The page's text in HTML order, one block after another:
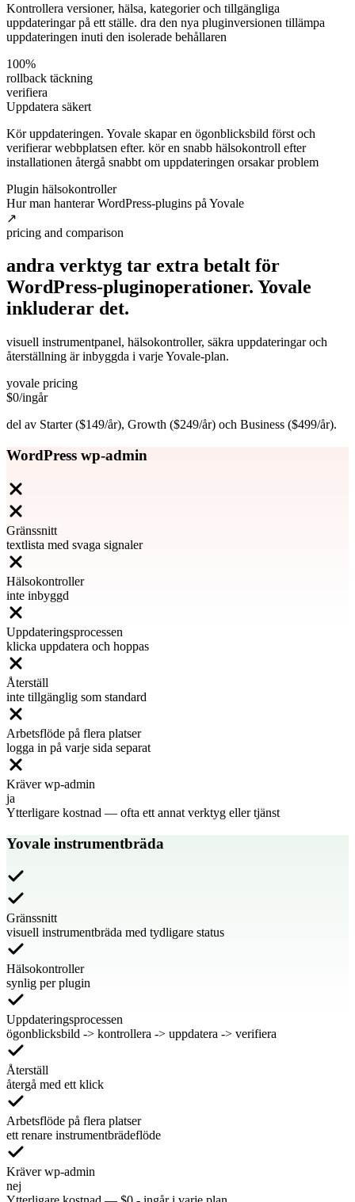
Kontrollera versioner, hälsa, kategorier och tillgängliga
uppdateringar på ett ställe. dra den nya pluginversionen tillämpa
uppdateringen inuti den isolerade behållaren
100%
rollback täckning
verifiera
Uppdatera säkert
Kör uppdateringen. Yovale skapar en ögonblicksbild först och
verifierar webbplatsen efter. kör en snabb hälsokontroll efter
installationen återgå snabbt om uppdateringen orsakar problem
Plugin hälsokontroller
Hur man hanterar WordPress-plugins på Yovale
↗
pricing and comparison
andra verktyg tar extra betalt för
WordPress-pluginoperationer. Yovale
inkluderar det.
visuell instrumentpanel, hälsokontroller, säkra uppdateringar och
återställning är inbyggda i varje Yovale-plan.
yovale pricing
$0/ingår
del av Starter ($149/år), Growth ($249/år) och Business ($499/år).
WordPress wp-admin
Gränssnitt
textlista med svaga signaler
Hälsokontroller
inte inbyggd
Uppdateringsprocessen
klicka uppdatera och hoppas
Återställ
inte tillgänglig som standard
Arbetsflöde på flera platser
logga in på varje sida separat
Kräver wp-admin
ja
Ytterligare kostnad — ofta ett annat verktyg eller tjänst
Yovale instrumentbräda
Gränssnitt
visuell instrumentbräda med tydligare status
Hälsokontroller
synlig per plugin
Uppdateringsprocessen
ögonblicksbild -> kontrollera -> uppdatera -> verifiera
Återställ
återgå med ett klick
Arbetsflöde på flera platser
ett renare instrumentbrädeflöde
Kräver wp-admin
nej